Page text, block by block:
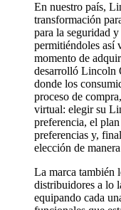
En nuestro país,
transformación
para la seguridad
permitiéndoles así
momento de
desarrolló Lincoln
donde los
proceso de
virtual: elegir su
preferencia, el plan
preferencias y,
elección de
La marca también
distribuidores a lo
equipando cada